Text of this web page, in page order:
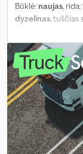
Būklė: naujas, rida:
dyzelinas, tuščias
kuras:dyzelinas,
skaičius:
4 ,
Gamybos metai:
Tachografas,
diferencialo
elektroninė
oro
istorija,